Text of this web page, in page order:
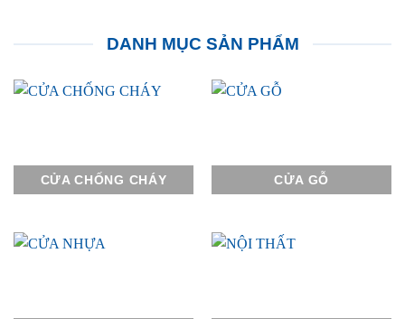
DANH MỤC SẢN PHẨM
CỬA CHỐNG CHÁY CỬA GỖ